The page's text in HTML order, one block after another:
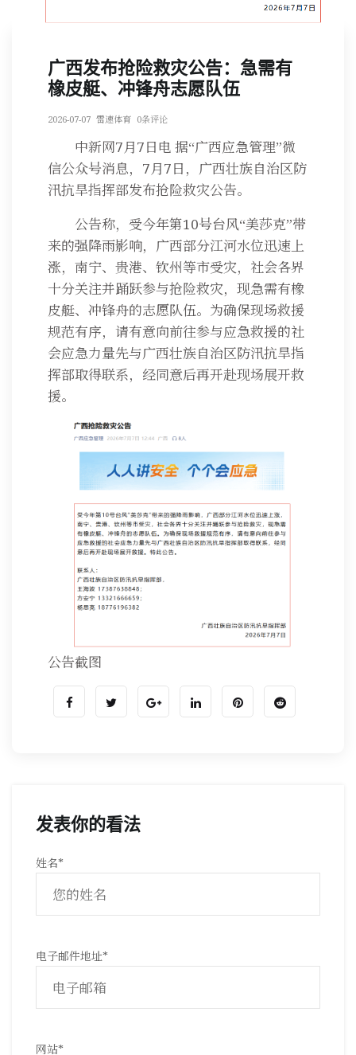
广西发布抢险救灾公告：急需有
橡皮艇、冲锋舟志愿队伍
2026-07-07 雷速体育 0条评论
中新网7月7日电 据“广西应急管理”微
信公众号消息，7月7日，广西壮族自治区防
汛抗旱指挥部发布抢险救灾公告。
公告称，受今年第10号台风“美莎克”带
来的强降雨影响，广西部分江河水位迅速上
涨，南宁、贵港、钦州等市受灾，社会各界
十分关注并踊跃参与抢险救灾，现急需有橡
皮艇、冲锋舟的志愿队伍。为确保现场救援
规范有序，请有意向前往参与应急救援的社
会应急力量先与广西壮族自治区防汛抗旱指
挥部取得联系，经同意后再开赴现场展开救
援。
公告截图
发表你的看法
姓名*
电子邮件地址*
网站*